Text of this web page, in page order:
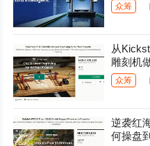
众筹
从
雕刻机
众筹
逆袭红
何操盘